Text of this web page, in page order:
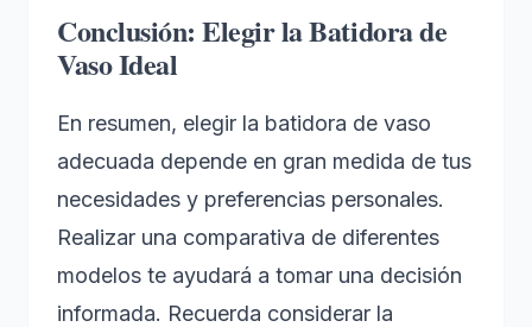
Conclusión: Elegir la Batidora de
Vaso Ideal
En resumen, elegir la batidora de vaso
adecuada depende en gran medida de tus
necesidades y preferencias personales.
Realizar una comparativa de diferentes
modelos te ayudará a tomar una decisión
informada. Recuerda considerar la